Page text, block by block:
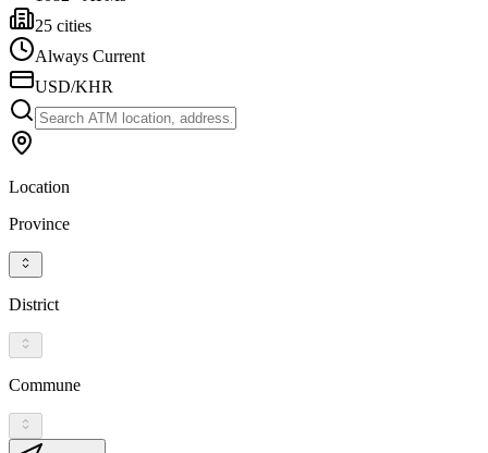
25 cities
Always Current
USD/KHR
Location
Province
District
Commune